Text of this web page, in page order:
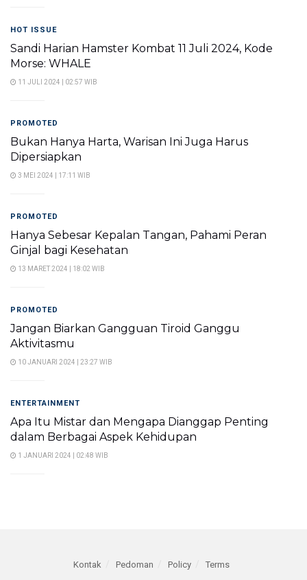
HOT ISSUE
Sandi Harian Hamster Kombat 11 Juli 2024, Kode
Morse: WHALE
11 JULI 2024 | 02:57 WIB
PROMOTED
Bukan Hanya Harta, Warisan Ini Juga Harus
Dipersiapkan
3 MEI 2024 | 17:11 WIB
PROMOTED
Hanya Sebesar Kepalan Tangan, Pahami Peran
Ginjal bagi Kesehatan
13 MARET 2024 | 18:02 WIB
PROMOTED
Jangan Biarkan Gangguan Tiroid Ganggu
Aktivitasmu
10 JANUARI 2024 | 23:27 WIB
ENTERTAINMENT
Apa Itu Mistar dan Mengapa Dianggap Penting
dalam Berbagai Aspek Kehidupan
1 JANUARI 2024 | 02:48 WIB
Kontak Pedoman Policy Terms